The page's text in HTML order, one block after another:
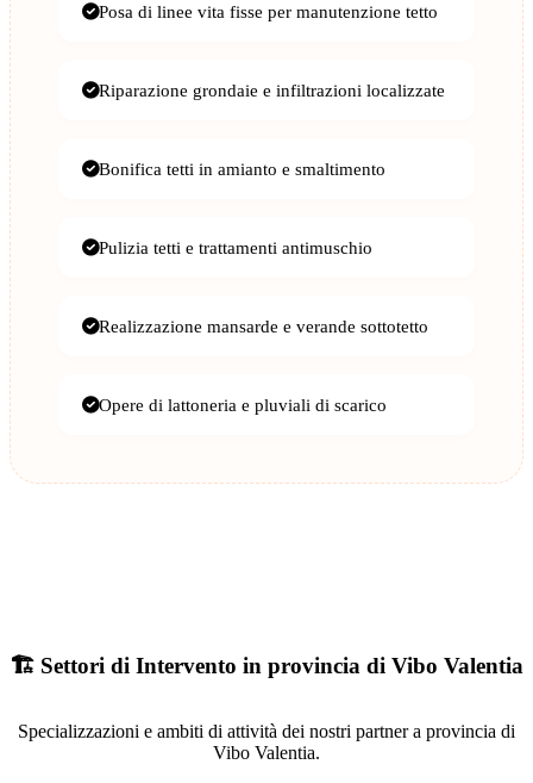
Posa di linee vita fisse per manutenzione tetto
Riparazione grondaie e infiltrazioni localizzate
Bonifica tetti in amianto e smaltimento
Pulizia tetti e trattamenti antimuschio
Realizzazione mansarde e verande sottotetto
Opere di lattoneria e pluviali di scarico
🏗️ Settori di Intervento in provincia di Vibo Valentia
Specializzazioni e ambiti di attività dei nostri partner a provincia di
Vibo Valentia.